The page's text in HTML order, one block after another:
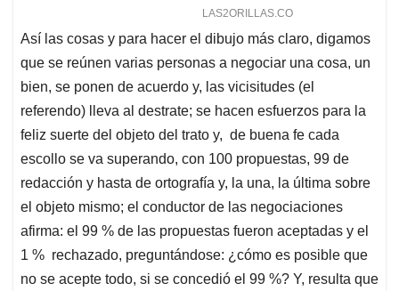
Así las cosas y para hacer el dibujo más claro, digamos
que se reúnen varias personas a negociar una cosa, un
bien, se ponen de acuerdo y, las vicisitudes (el
referendo) lleva al destrate; se hacen esfuerzos para la
feliz suerte del objeto del trato y, de buena fe cada
escollo se va superando, con 100 propuestas, 99 de
redacción y hasta de ortografía y, la una, la última sobre
el objeto mismo; el conductor de las negociaciones
afirma: el 99 % de las propuestas fueron aceptadas y el
1 % rechazado, preguntándose: ¿cómo es posible que
no se acepte todo, si se concedió el 99 %? Y, resulta que